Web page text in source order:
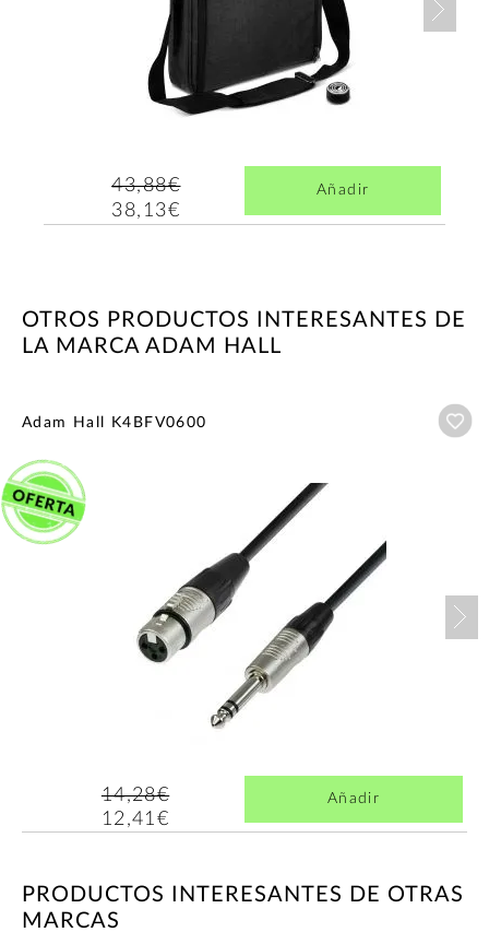
43,88€
38,13€
Añadir
OTROS PRODUCTOS INTERESANTES DE
LA MARCA ADAM HALL
Adam Hall K4BFV0600
14,28€
12,41€
Añadir
PRODUCTOS INTERESANTES DE OTRAS
MARCAS